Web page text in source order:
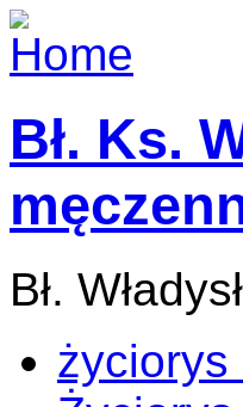
Bł. Ks.
Bł.
życiorys